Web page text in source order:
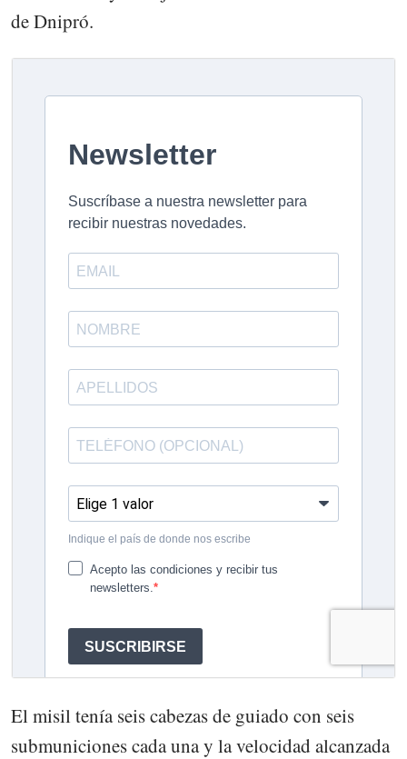
de Dnipró.
El misil tenía seis cabezas de guiado con seis
submuniciones cada una y la velocidad alcanzada